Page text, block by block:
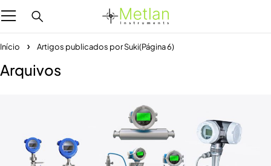
Início Artigos publicados por Suki(Página 6)
Arquivos